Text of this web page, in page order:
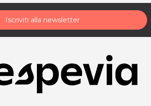
Iscriviti alla newsletter